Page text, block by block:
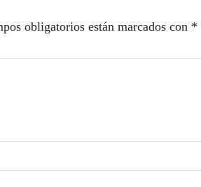
obligatorios están marcados con *